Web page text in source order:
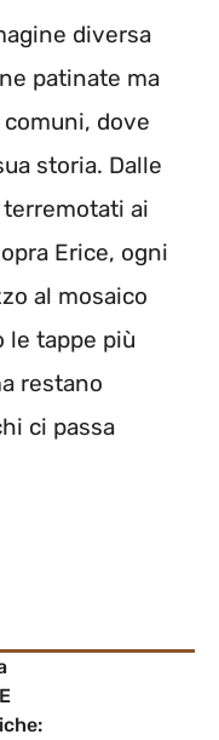
diversa
patinate ma
dove
storia. Dalle
ai
Erice, ogni
al mosaico
le tappe più
restano
ci passa